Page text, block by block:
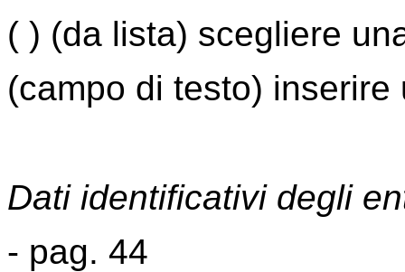
( ) (da lista) scegliere
(campo di testo) inserire
Dati identificativi degli
- pag. 44